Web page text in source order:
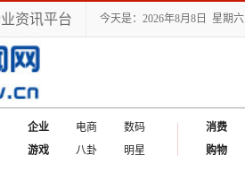
资讯平台 今天是：2026年8月8日 星期六
企业 电商
数码
游戏
八卦 明星
消费
购物